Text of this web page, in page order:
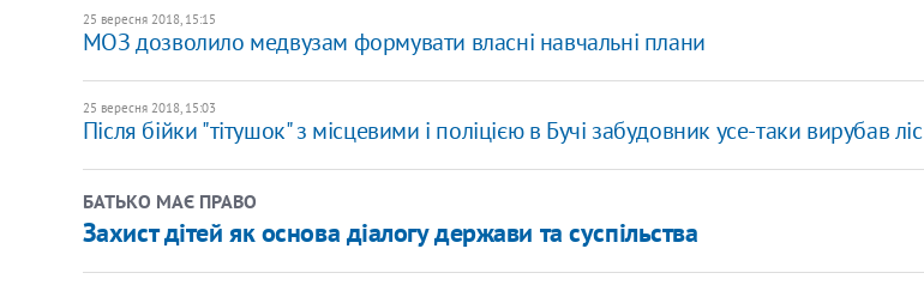
25 вересня 2018, 15:15
МОЗ дозволило медвузам формувати власні навчальні плани
25 вересня 2018, 15:03
Після бійки "тітушок" з місцевими і поліцією в Бучі забудовник усе-таки вирубав ліс
БАТЬКО МАЄ ПРАВО
Захист дітей як основа діалогу держави та суспільства